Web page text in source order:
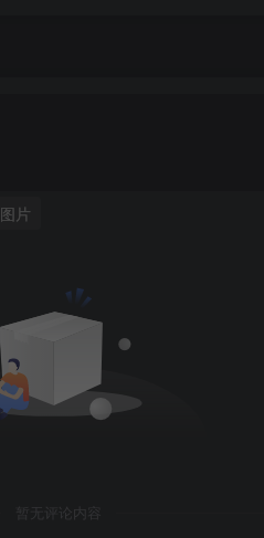
图片
暂无评论内容